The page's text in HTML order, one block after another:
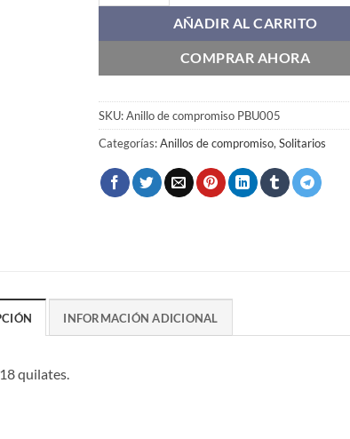
AÑADIR AL CARRITO
COMPRAR AHORA
SKU:Anillo de compromiso PBU005
Categorías:Anillos de compromiso, Solitarios
INFORMACIÓN ADICIONAL
quilates.